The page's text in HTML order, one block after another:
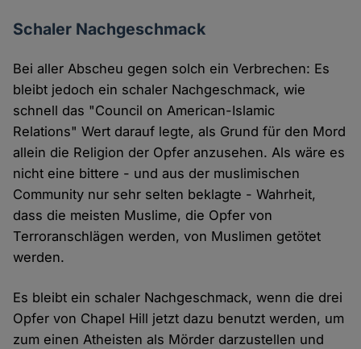
Schaler Nachgeschmack
Bei aller Abscheu gegen solch ein Verbrechen: Es
bleibt jedoch ein schaler Nachgeschmack, wie
schnell das "Council on American-Islamic
Relations" Wert darauf legte, als Grund für den Mord
allein die Religion der Opfer anzusehen. Als wäre es
nicht eine bittere - und aus der muslimischen
Community nur sehr selten beklagte - Wahrheit,
dass die meisten Muslime, die Opfer von
Terroranschlägen werden, von Muslimen getötet
werden.
Es bleibt ein schaler Nachgeschmack, wenn die drei
Opfer von Chapel Hill jetzt dazu benutzt werden, um
zum einen Atheisten als Mörder darzustellen und